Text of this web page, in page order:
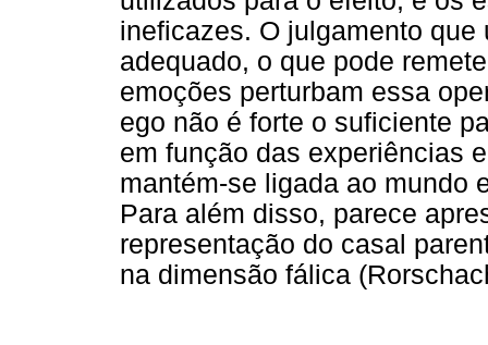
ineficazes. O julgamento
adequado, o que pode
emoções perturbam essa
ego não é forte o suficiente
em função das experiências
mantém-se ligada ao mundo
Para além disso, parece
representação do casal
na dimensão fálica